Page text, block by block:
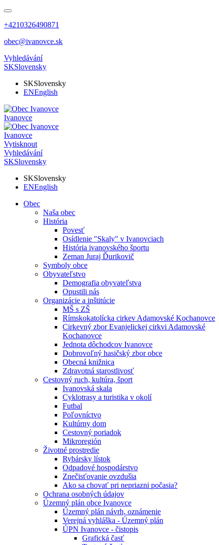
+4210326490871
obec@ivanovce.sk
Vyhledávání
SKSlovensky
SKSlovensky
ENEnglish
Ivanovce
Ivanovce
Vytisknout
Vyhledávání
SKSlovensky
SKSlovensky
ENEnglish
Obec
Naša obec
História
Povesť
Osídlenie "Skaly" v Ivanovciach
História ivanovského športu
Zeman Juraj Ďurikovič
Symboly obce
Obyvateľstvo
Demografia obyvateľstva
Opustili nás
Organizácie a inštitúcie
MŠ s ZŠ
Rímskokatolícka cirkev Adamovské Kochanovce
Cirkevný zbor Evanjelickej cirkvi Adamovské
Kochanovce
Jednota dôchodcov Ivanovce
Dobrovoľný hasičský zbor obce
Obecná knižnica
Zdravotná starostlivosť
Cestovný ruch, kultúra, šport
Ivanovská skala
Cyklotrasy a turistika v okolí
Futbal
Poľovníctvo
Kultúrny dom
Cestovný poriadok
Mikroregión
Životné prostredie
Rybársky lístok
Odpadové hospodárstvo
Znečisťovanie ovzdušia
Ako sa chovať pri nepriazni počasia?
Ochrana osobných údajov
Územný plán obce Ivanovce
Územný plán návrh, oznámenie
Verejná vyhláška - Územný plán
ÚPN Ivanovce - čistopis
Grafická časť